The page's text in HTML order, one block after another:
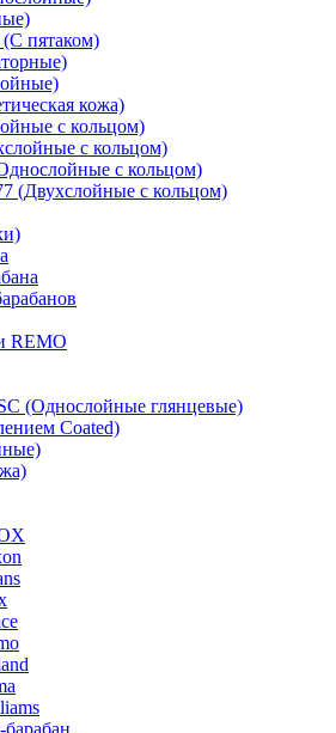
пятаком)
кожа)
с кольцом)
с кольцом)
с кольцом)
(Двухслойные с кольцом)
REMO
(Однослойные глянцевые)
Coated)